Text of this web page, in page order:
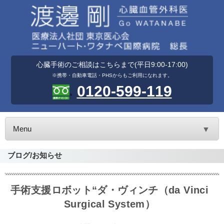
心臓手術のご相談はこちらまで(平日9:00-17:00)
※携帯・自動車電話・PHSからもご利用になれます。
0120-599-119
Menu ▼
ブログ/お知らせ
手術支援ロボット“ダ・ヴィンチ（da Vinci
Surgical System）